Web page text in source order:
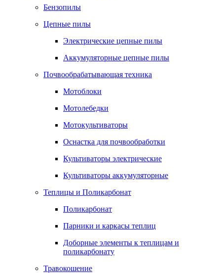
Бензопилы
Цепные пилы
Электрические цепные пилы
Аккумуляторные цепные пилы
Почвообрабатывающая техника
Мотоблоки
Мотолебедки
Мотокультиваторы
Оснастка для почвообработки
Культиваторы электрические
Культиваторы аккумуляторные
Теплицы и Поликарбонат
Поликарбонат
Парники и каркасы теплиц
Доборные элементы к теплицам и
поликарбонату
Травокошение